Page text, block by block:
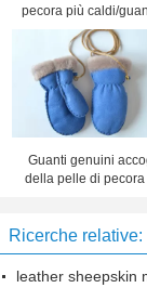
pecora più caldi/
di pecora donne di
Guanti genuini
della pelle di
Ricerche relative:
leather sheepskin